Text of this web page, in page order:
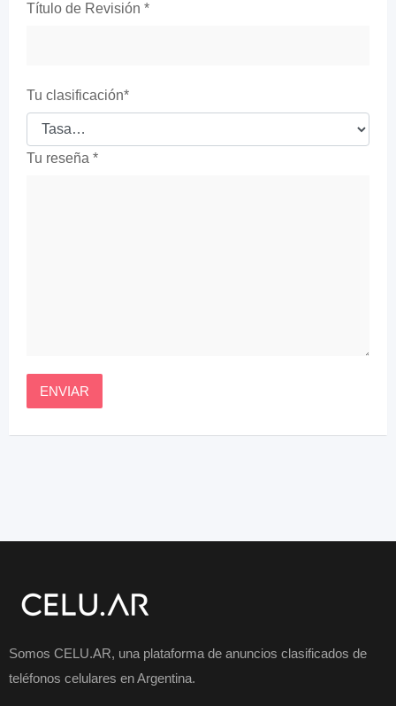
Título de Revisión *
Tu clasificación*
Tu reseña *
Somos CELU.AR, una plataforma de anuncios clasificados de
teléfonos celulares en Argentina.